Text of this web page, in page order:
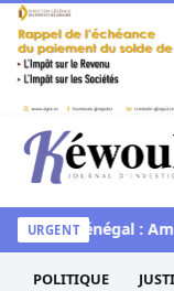
Aller au contenu
Kéwoulo, le
URGENT
Miss Sénégal :
POLITIQUE